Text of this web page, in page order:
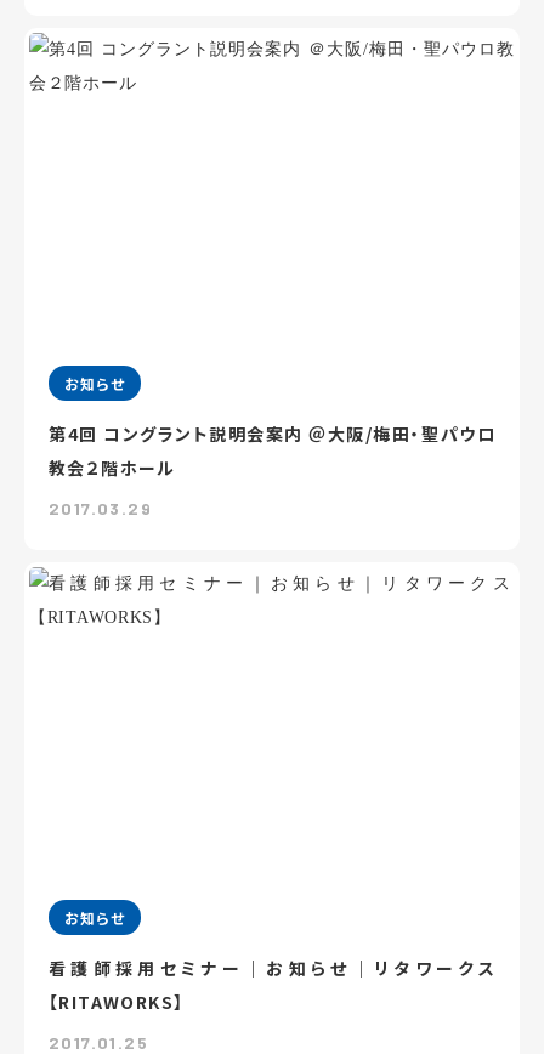
お知らせ
第4回 コングラント説明会案内 ＠大阪/梅田・聖パウロ
教会２階ホール
2017.03.29
お知らせ
看護師採用セミナー｜お知らせ｜リタワークス
【RITAWORKS】
2017.01.25